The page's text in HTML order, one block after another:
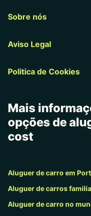
Sobre nós
Aviso Legal
Politica de Cookies
Mais
opções de
cost
Aluguer de carro em
Aluguer de carros
Aluguer de carro no